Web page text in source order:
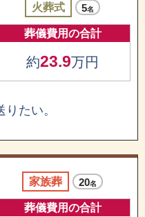
火葬式 5名
葬儀費用の合計
約23.9万円
たい。
家族葬 20名
葬儀費用の合計